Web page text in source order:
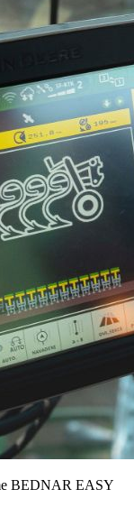
BEDNAR EASY